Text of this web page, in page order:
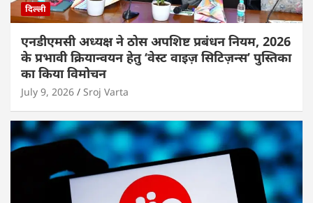
दिल्ली
एनडीएमसी अध्यक्ष ने ठोस अपशिष्ट प्रबंधन नियम, 2026
के प्रभावी क्रियान्वयन हेतु ‘वेस्ट वाइज़ सिटिज़न्स’ पुस्तिका
का किया विमोचन
July 9, 2026 Sroj Varta